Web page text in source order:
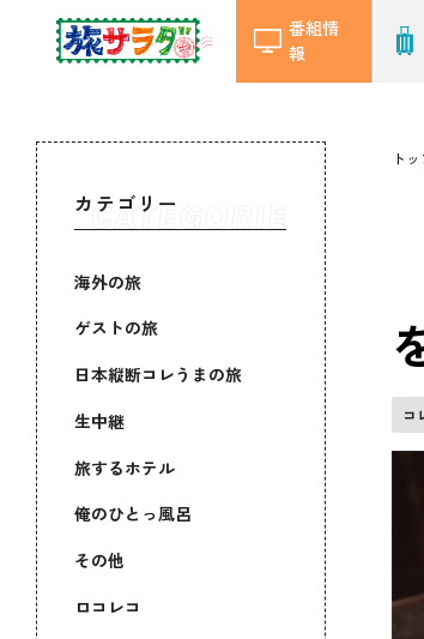
番組情
報
カテゴリー
海外の旅
ゲストの旅
日本縦断コレうまの旅
生中継
旅するホテル
俺のひとっ風呂
その他
ロコレコ
ト
コ